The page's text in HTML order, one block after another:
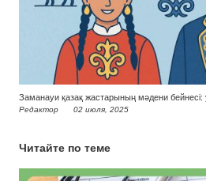
Заманауи қазақ жастарының мәдени бейнесі:
Редактор 02 июля, 2025
Читайте по теме